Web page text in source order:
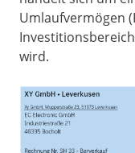
Umlaufvermögen
wird.